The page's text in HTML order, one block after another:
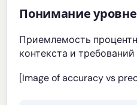
Понимание
Приемлемость
контекста и
[Image of accuracy vs